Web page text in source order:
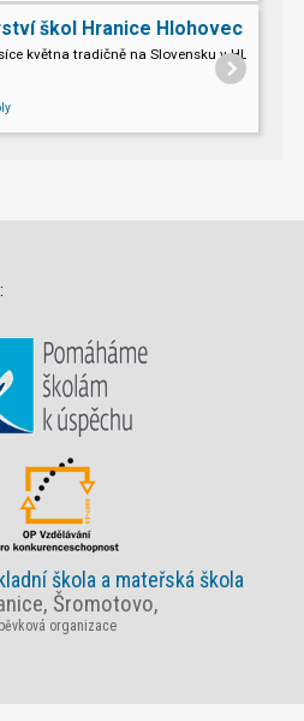
škol Hranice Hlohovec
května tradičně na Slovensku v HLOHOVCI!
škola a mateřská škola
Šromotovo,
organizace